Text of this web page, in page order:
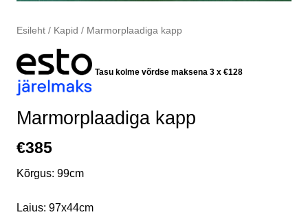
Esileht/ Kapid / Marmorplaadiga kapp
Tasu kolme võrdse maksena 3 x €128
Marmorplaadiga kapp
€385
Kõrgus: 99cm
Laius: 97x44cm